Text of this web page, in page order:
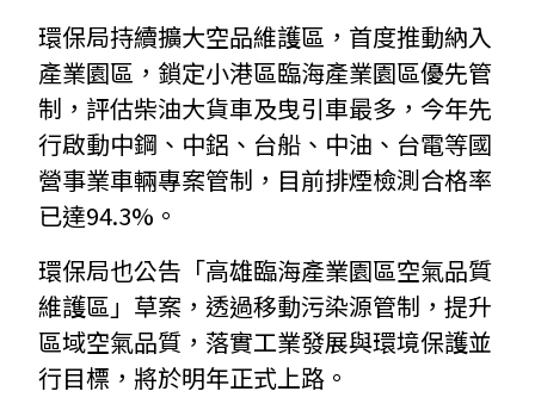
環保局持續擴大空品維護區，首度推動納入
產業園區，鎖定小港區臨海產業園區優先管
制，評估柴油大貨車及曳引車最多，今年先
行啟動中鋼、中鋁、台船、中油、台電等國
營事業車輛專案管制，目前排煙檢測合格率
已達94.3%。
環保局也公告「高雄臨海產業園區空氣品質
維護區」草案，透過移動污染源管制，提升
區域空氣品質，落實工業發展與環境保護並
行目標，將於明年正式上路。